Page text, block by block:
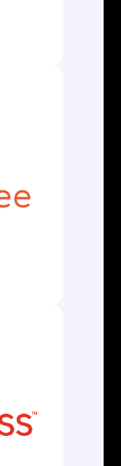
gestão
e
desde a